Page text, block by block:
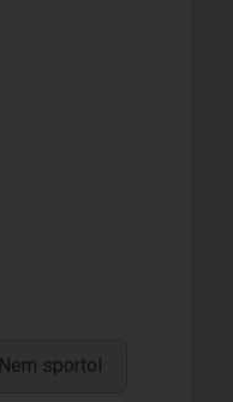
Nem sportol